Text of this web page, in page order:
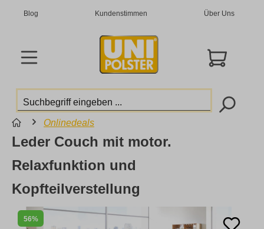
Blog Kundenstimmen Über Uns
Onlinedeals
56%
Leder Couch mit motor.
Relaxfunktion und
Kopfteilverstellung